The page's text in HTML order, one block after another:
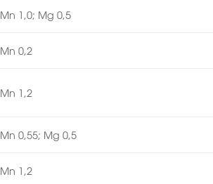
Mn 1,0; Mg 0,5
Mn 0,2
Mn 1,2
Mn 0,55; Mg 0,5
Mn 1,2